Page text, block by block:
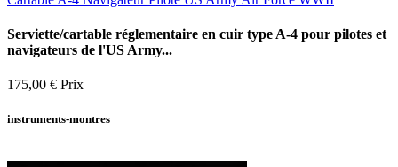
Serviette/cartable réglementaire en cuir type A-4 pour pilotes et
navigateurs de l'US Army...
175,00 € Prix
instruments-montres